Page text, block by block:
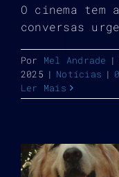
O cinema tem
conversas
Por Mel Andrade |
2025 | Notícias |
Ler Mais